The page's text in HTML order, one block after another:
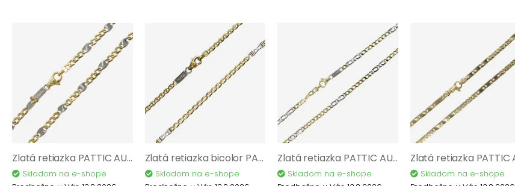
Zlatá retiazka PATTIC AU 585/1000 8,25 gr BA146502-50
Skladom na e-shope
Zlatá retiazka bicolor PATTIC AU 585/1000 4,50 gr BA09302-55
Skladom na e-shope
Zlatá retiazka PATTIC AU 585/1000 7,80 gr BA580202-50
Skladom na e-shope
Skladom na e-shope